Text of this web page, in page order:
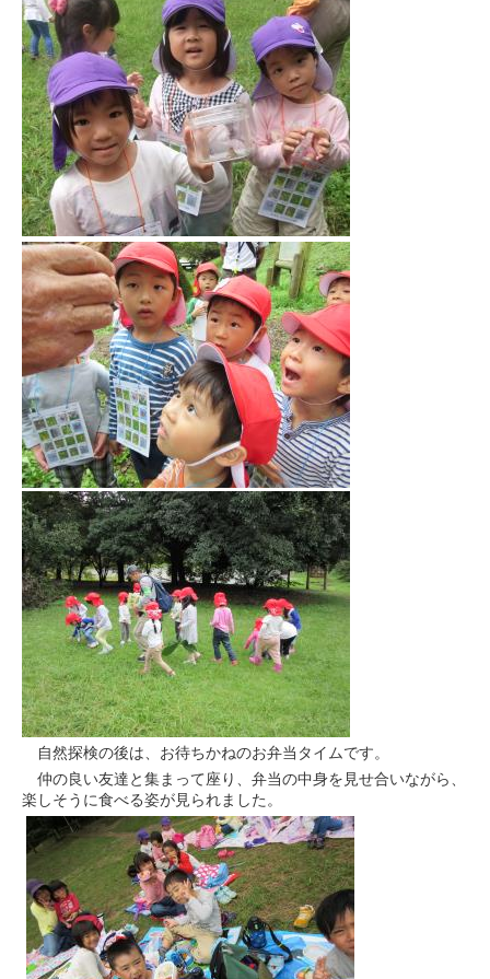
自然探検の後は、お待ちかねのお弁当タイムです。
仲の良い友達と集まって座り、弁当の中身を見せ合いながら、
楽しそうに食べる姿が見られました。